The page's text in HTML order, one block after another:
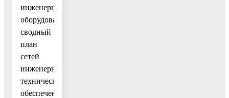
инженерном
оборудовании,
сводный
план
сетей
инженерно-
технического
обеспечения